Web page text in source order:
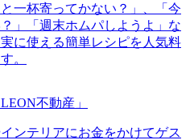
一杯寄ってかない？」、「今
」「週末ホムパしようよ」な
に使える簡単レシピを人気料
。
不動産」
ンテリアにお金をかけてゲス